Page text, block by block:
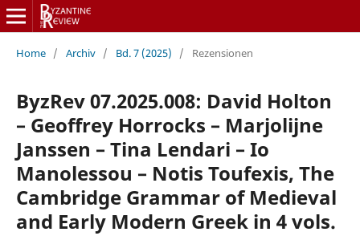
Home / Archiv / Bd. 7 (2025) / Rezensionen
ByzRev 07.2025.008: David Holton
– Geoffrey Horrocks – Marjolijne
Janssen – Tina Lendari – Io
Manolessou – Notis Toufexis, The
Cambridge Grammar of Medieval
and Early Modern Greek in 4 vols.